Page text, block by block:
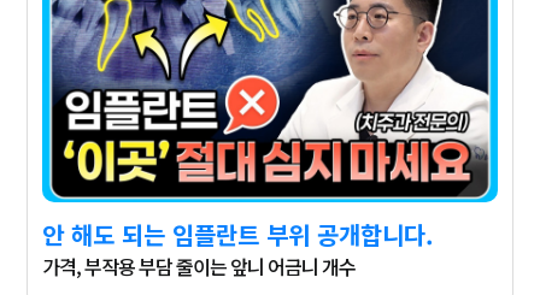
안 해도 되는 임플란트 부위 공개합니다.
가격, 부작용 부담 줄이는 앞니 어금니 개수